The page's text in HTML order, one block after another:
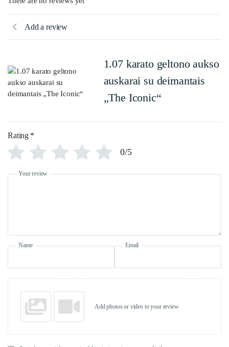
Add a review
1.07 karato geltono aukso
auskarai su deimantais
„The Iconic“
Rating *
0/5
Your review
Name Email
Add photos or video to your review